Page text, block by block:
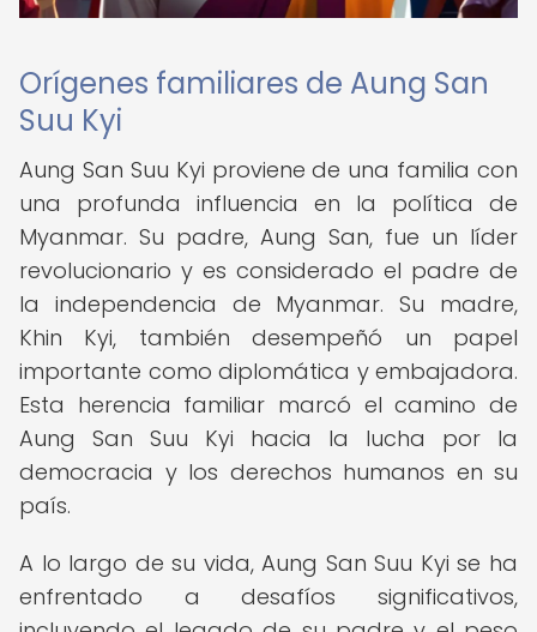
Orígenes familiares de Aung San
Suu Kyi
Aung San Suu Kyi proviene de una familia con
una profunda influencia en la política de
Myanmar. Su padre, Aung San, fue un líder
revolucionario y es considerado el padre de
la independencia de Myanmar. Su madre,
Khin Kyi, también desempeñó un papel
importante como diplomática y embajadora.
Esta herencia familiar marcó el camino de
Aung San Suu Kyi hacia la lucha por la
democracia y los derechos humanos en su
país.
A lo largo de su vida, Aung San Suu Kyi se ha
enfrentado a desafíos significativos,